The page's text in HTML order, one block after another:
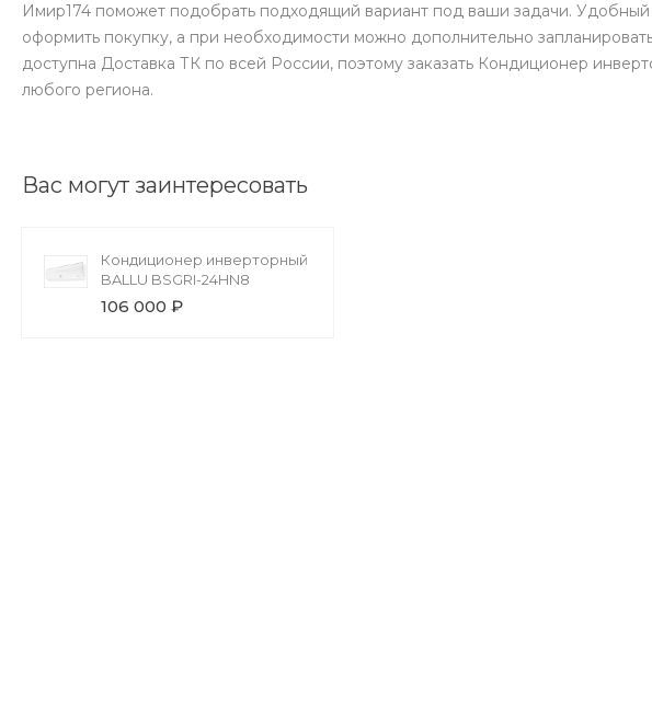
Имир174 поможет подобрать подходящий вариант под ваши задачи. Удобный
оформить покупку, а при необходимости можно дополнительно
доступна Доставка ТК по всей России, поэтому заказать Кондиционер
любого региона.
Вас могут заинтересовать
Кондиционер инверторный
BALLU BSGRI-24HN8
106 000 ₽